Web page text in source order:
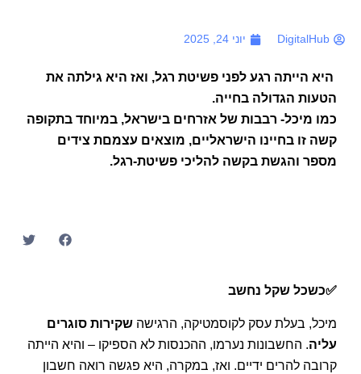
DigitalHub יוני 24, 2025
היא הייתה רגע לפני פשיטת רגל, ואז היא גילתה את
הטעות הגדולה בחייה.
כמו מיכל- רבבות של אזרחים בישראל, במיוחד בתקופה
קשה זו בחיינו הישראליים, מוצאים עצמםת צידים
מספר והגשת בקשה להליכי פשיטת-רגל.
✅כשכל שקל נחשב
מיכל, בעלת עסק לקוסמטיקה, הרגישה שקירות סוגרים
עליה. החשבונות נערמו, ההכנסות לא הספיקו – והיא הייתה
קרובה להרים ידיים. ואז, במקרה, היא פגשה רואה חשבון